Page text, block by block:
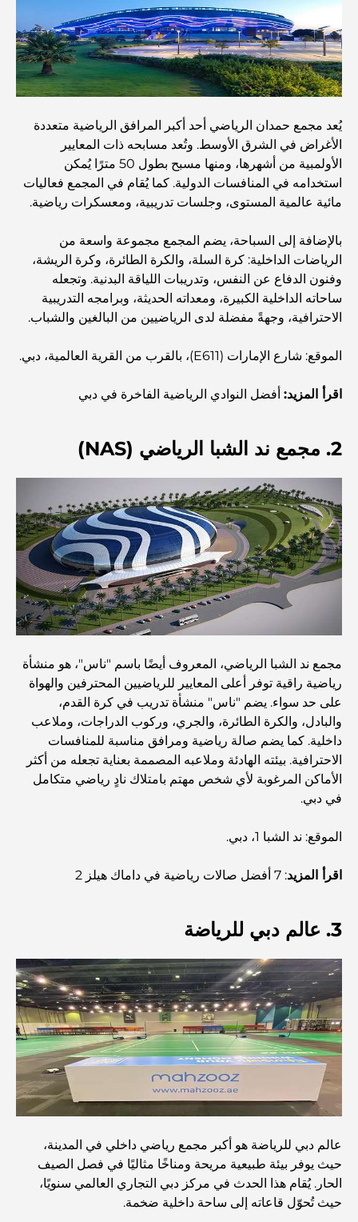
أفضل المقاهي في دبي بإطلالة خلابة: مزيج مثالي من المذاق
الرائع والمناظر الطبيعية الساحرة
دليل شامل لأندية شاطئ نخلة جميرا لعام 2026
المطاعم الإيطالية في وسط مدينة دبي: تذوق إيطاليا في قلب
أفضل 7 نوادي رياضية في دبي هيلز: اللياقة البدنية في أبهى
صورها
اكتشف أفضل وجبة إفطار في منطقة الخليج التجاري، دبي
المستشفيات الحكومية في دبي: رعاية صحية شاملة للجميع
أغلى سيارة لامبورغيني على الإطلاق: قائمة هواة الجمع
أغلى مدارس جيمس في دبي: دليل شامل للآباء
أفضل المدارس القريبة من داماك هيلز 2: دليل للعائلات
أفضل المطاعم الهندية في دبي: رحلة طهي
اكتشف ممشى نخلة جميرا: جولة بين الفخامة والإطلالات الخلابة
أفضل المناطق للسكن في دبي مع العائلة: اكتشف أفضل
الخيارات
أفضل أماكن الإفطار في دبي: أفضل 7 أماكن لا تُضاهى لتجربة
إفطار رمضاني لا يُنسى
المقاهي في منطقة الخليج التجاري: مزيج مثالي من القهوة
والمجتمع
مطاعم دبي الحائزة على نجمة ميشلان: جولة مغامرة لعشاق
استكشاف مطاعم جميرا جولف إستيتس: دليل الطهي
Dubai Horse Racing: Where Tradition Meets
Global Competition
يُعد مجمع حمدان الرياضي أحد أكبر المرافق الرياضية متعددة
الأغراض في الشرق الأوسط. وتُعد مسابحه ذات المعايير
الأولمبية من أشهرها، ومنها مسبح بطول 50 مترًا يُمكن
استخدامه في المنافسات الدولية. كما يُقام في المجمع فعاليات
مائية عالمية المستوى، وجلسات تدريبية، ومعسكرات رياضية.
بالإضافة إلى السباحة، يضم المجمع مجموعة واسعة من
الرياضات الداخلية: كرة السلة، والكرة الطائرة، وكرة الريشة،
وفنون الدفاع عن النفس، وتدريبات اللياقة البدنية. وتجعله
ساحاته الداخلية الكبيرة، ومعداته الحديثة، وبرامجه التدريبية
الاحترافية، وجهةً مفضلة لدى الرياضيين من البالغين والشباب.
الموقع: شارع الإمارات (E611)، بالقرب من القرية العالمية، دبي.
اقرأ المزيد: أفضل النوادي الرياضية الفاخرة في دبي
2. مجمع ند الشبا الرياضي (NAS)
مجمع ند الشبا الرياضي، المعروف أيضًا باسم "ناس"، هو منشأة
رياضية راقية توفر أعلى المعايير للرياضيين المحترفين والهواة
على حد سواء. يضم "ناس" منشأة تدريب في كرة القدم،
والبادل، والكرة الطائرة، والجري، وركوب الدراجات، وملاعب
داخلية. كما يضم صالة رياضية ومرافق مناسبة للمنافسات
الاحترافية. بيئته الهادئة وملاعبه المصممة بعناية تجعله من أكثر
الأماكن المرغوبة لأي شخص مهتم بامتلاك نادٍ رياضي متكامل
في دبي.
الموقع: ند الشبا 1، دبي.
اقرأ المزيد: 7 أفضل صالات رياضية في داماك هيلز 2
3. عالم دبي للرياضة
عالم دبي للرياضة هو أكبر مجمع رياضي داخلي في المدينة،
حيث يوفر بيئة طبيعية مريحة ومناخًا مثاليًا في فصل الصيف
الحار. يُقام هذا الحدث في مركز دبي التجاري العالمي سنويًا،
حيث تُحوّل قاعاته إلى ساحة داخلية ضخمة.